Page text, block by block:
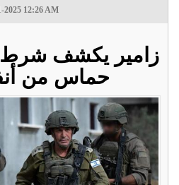
2025 12:26 AM
زامير يكشف شرط
حماس من